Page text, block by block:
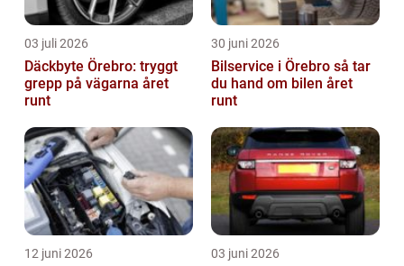
03 juli 2026
Däckbyte Örebro: tryggt
grepp på vägarna året
runt
30 juni 2026
Bilservice i Örebro så tar
du hand om bilen året
runt
12 juni 2026 03 juni 2026